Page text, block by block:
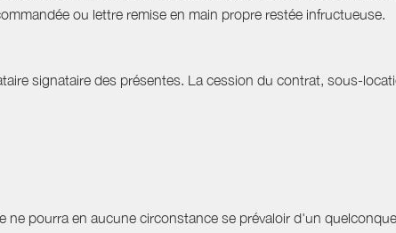
ou lettre remise en main propre restée infructueuse.
signataire des présentes. La cession du contrat, sous-
pourra en aucune circonstance se prévaloir d'un